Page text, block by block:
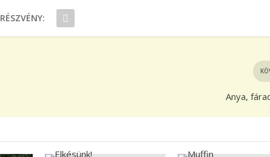
RÉSZVÉNY:
Anya,